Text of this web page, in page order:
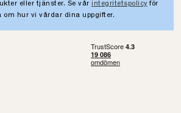
eller tjänster. Se vår integritetspolicy för
om hur vi vårdar dina uppgifter.